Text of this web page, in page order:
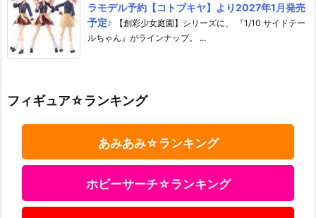
ラモデル予約【コトブキヤ】より2027年1月発売
予定♪
【創彩少女庭園】シリーズに、 『1/10 サイドテー
ルちゃん』がラインナップ。 ...
フィギュア☆ランキング
あみあみ☆ランキング
ホビーサーチ☆ランキング